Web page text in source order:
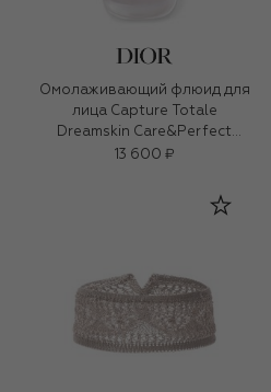
Омолаживающий флюид для
лица Capture Totale
Dreamskin Care&Perfect
(30ml)
13 600 ₽